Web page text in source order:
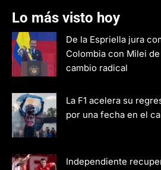
Lo más visto hoy
De la Espriella jura
Colombia con Milei
cambio radical
La F1 acelera su
por una fecha en el
Independiente